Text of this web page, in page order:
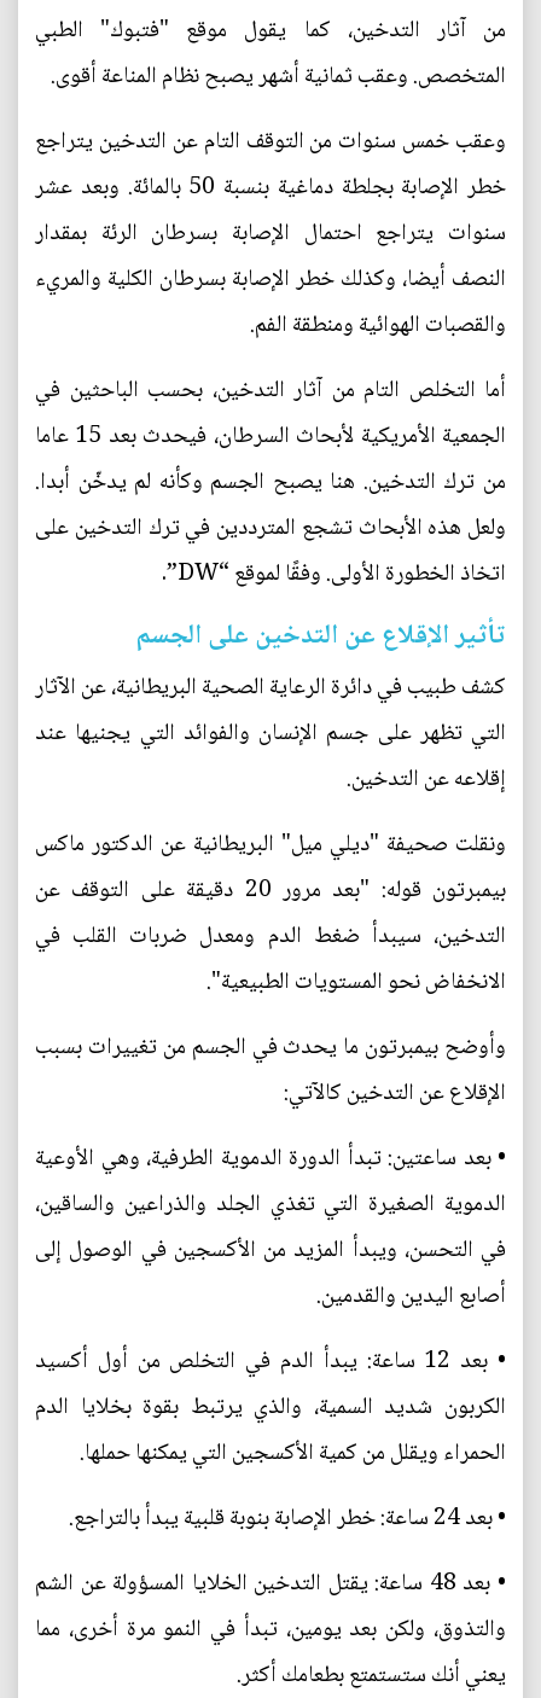
من آثار التدخين، كما يقول موقع "فتبوك" الطبي
المتخصص. وعقب ثمانية أشهر يصبح نظام المناعة أقوى.
وعقب خمس سنوات من التوقف التام عن التدخين يتراجع
خطر الإصابة بجلطة دماغية بنسبة 50 بالمائة. وبعد عشر
سنوات يتراجع احتمال الإصابة بسرطان الرئة بمقدار
النصف أيضا، وكذلك خطر الإصابة بسرطان الكلية والمريء
والقصبات الهوائية ومنطقة الفم.
أما التخلص التام من آثار التدخين، بحسب الباحثين في
الجمعية الأمريكية لأبحاث السرطان، فيحدث بعد 15 عاما
من ترك التدخين. هنا يصبح الجسم وكأنه لم يدخّن أبدا.
ولعل هذه الأبحاث تشجع المترددين في ترك التدخين على
اتخاذ الخطورة الأولى. وفقًا لموقع “DW”.
تأثير الإقلاع عن التدخين على الجسم
كشف طبيب في دائرة الرعاية الصحية البريطانية، عن الآثار
التي تظهر على جسم الإنسان والفوائد التي يجنيها عند
إقلاعه عن التدخين.
ونقلت صحيفة "ديلي ميل" البريطانية عن الدكتور ماكس
بيمبرتون قوله: "بعد مرور 20 دقيقة على التوقف عن
التدخين، سيبدأ ضغط الدم ومعدل ضربات القلب في
الانخفاض نحو المستويات الطبيعية".
وأوضح بيمبرتون ما يحدث في الجسم من تغييرات بسبب
الإقلاع عن التدخين كالآتي:
• بعد ساعتين: تبدأ الدورة الدموية الطرفية، وهي الأوعية
الدموية الصغيرة التي تغذي الجلد والذراعين والساقين،
في التحسن، ويبدأ المزيد من الأكسجين في الوصول إلى
أصابع اليدين والقدمين.
• بعد 12 ساعة: يبدأ الدم في التخلص من أول أكسيد
الكربون شديد السمية، والذي يرتبط بقوة بخلايا الدم
الحمراء ويقلل من كمية الأكسجين التي يمكنها حملها.
• بعد 24 ساعة: خطر الإصابة بنوبة قلبية يبدأ بالتراجع.
• بعد 48 ساعة: يقتل التدخين الخلايا المسؤولة عن الشم
والتذوق، ولكن بعد يومين، تبدأ في النمو مرة أخرى، مما
يعني أنك ستستمتع بطعامك أكثر.